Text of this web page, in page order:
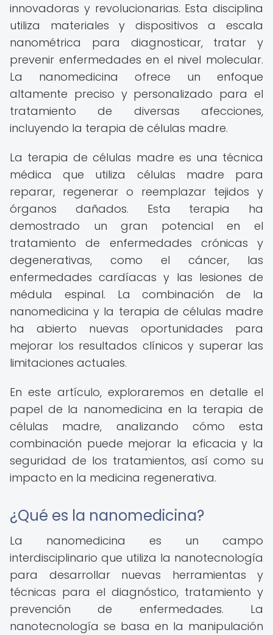
innovadoras y revolucionarias. Esta disciplina
utiliza materiales y dispositivos a escala
nanométrica para diagnosticar, tratar y
prevenir enfermedades en el nivel molecular.
La nanomedicina ofrece un enfoque
altamente preciso y personalizado para el
tratamiento de diversas afecciones,
incluyendo la terapia de células madre.
La terapia de células madre es una técnica
médica que utiliza células madre para
reparar, regenerar o reemplazar tejidos y
órganos dañados. Esta terapia ha
demostrado un gran potencial en el
tratamiento de enfermedades crónicas y
degenerativas, como el cáncer, las
enfermedades cardíacas y las lesiones de
médula espinal. La combinación de la
nanomedicina y la terapia de células madre
ha abierto nuevas oportunidades para
mejorar los resultados clínicos y superar las
limitaciones actuales.
En este artículo, exploraremos en detalle el
papel de la nanomedicina en la terapia de
células madre, analizando cómo esta
combinación puede mejorar la eficacia y la
seguridad de los tratamientos, así como su
impacto en la medicina regenerativa.
¿Qué es la nanomedicina?
La nanomedicina es un campo
interdisciplinario que utiliza la nanotecnología
para desarrollar nuevas herramientas y
técnicas para el diagnóstico, tratamiento y
prevención de enfermedades. La
nanotecnología se basa en la manipulación